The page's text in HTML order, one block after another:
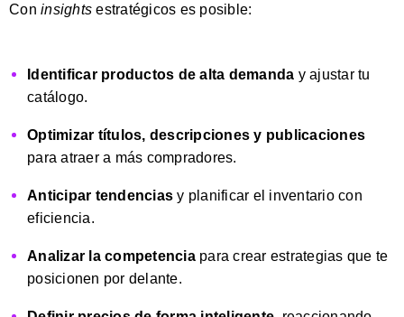
Con insights estratégicos es posible:
Identificar productos de alta demanda y ajustar tu
catálogo.
Optimizar títulos, descripciones y publicaciones
para atraer a más compradores.
Anticipar tendenciasy planificar el inventario con
eficiencia.
Analizar la competencia para crear estrategias que te
posicionen por delante.